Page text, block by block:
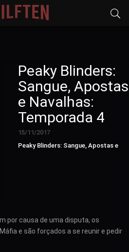
Peaky Blinders:
Sangue, Apostas
e Navalhas:
Temporada 4
15/11/2017
Peaky Blinders: Sangue, Apostas e
por causa de uma disputa, os
e são forçados a se reunir e pedir